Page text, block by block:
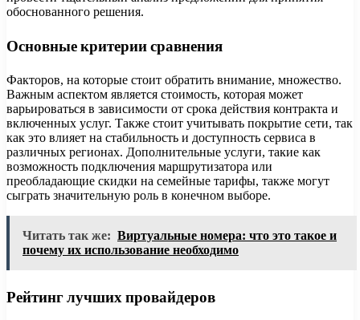
обоснованного решения.
Основные критерии сравнения
Факторов, на которые стоит обратить внимание, множество.
Важным аспектом является стоимость, которая может
варьироваться в зависимости от срока действия контракта и
включенных услуг. Также стоит учитывать покрытие сети, так
как это влияет на стабильность и доступность сервиса в
различных регионах. Дополнительные услуги, такие как
возможность подключения маршрутизатора или
преобладающие скидки на семейные тарифы, также могут
сыграть значительную роль в конечном выборе.
Читать так же: Виртуальные номера: что это такое и
почему их использование необходимо
Рейтинг лучших провайдеров